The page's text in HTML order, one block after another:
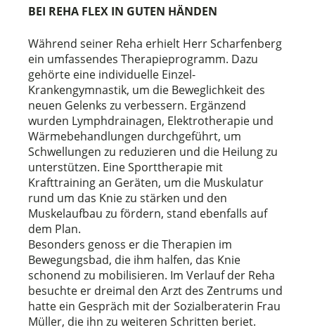
BEI REHA FLEX IN GUTEN HÄNDEN
Während seiner Reha erhielt Herr Scharfenberg
ein umfassendes Therapieprogramm. Dazu
gehörte eine individuelle Einzel-
Krankengymnastik, um die Beweglichkeit des
neuen Gelenks zu verbessern. Ergänzend
wurden Lymphdrainagen, Elektrotherapie und
Wärmebehandlungen durchgeführt, um
Schwellungen zu reduzieren und die Heilung zu
unterstützen. Eine Sporttherapie mit
Krafttraining an Geräten, um die Muskulatur
rund um das Knie zu stärken und den
Muskelaufbau zu fördern, stand ebenfalls auf
dem Plan.
Besonders genoss er die Therapien im
Bewegungsbad, die ihm halfen, das Knie
schonend zu mobilisieren. Im Verlauf der Reha
besuchte er dreimal den Arzt des Zentrums und
hatte ein Gespräch mit der Sozialberaterin Frau
Müller, die ihn zu weiteren Schritten beriet.